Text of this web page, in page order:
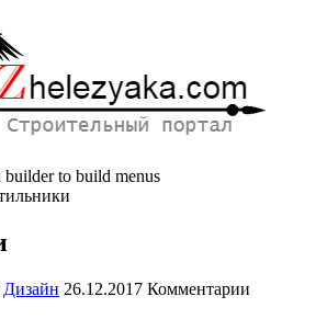
builder to build menus
Дизайн 26.12.2017 Комментарии